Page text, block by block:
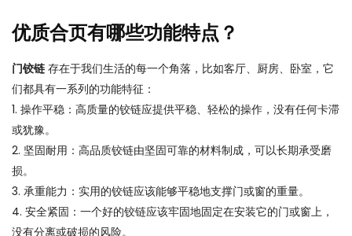
优质合页有哪些功能特点？
门铰链 存在于我们生活的每一个角落，比如客厅、厨房、卧室，它
们都具有一系列的功能特征：
1. 操作平稳：高质量的铰链应提供平稳、轻松的操作，没有任何卡滞
或犹豫。
2. 坚固耐用：高品质铰链由坚固可靠的材料制成，可以长期承受磨
损。
3. 承重能力：实用的铰链应该能够平稳地支撑门或窗的重量。
4. 安全紧固：一个好的铰链应该牢固地固定在安装它的门或窗上，
没有分离或破损的风险。